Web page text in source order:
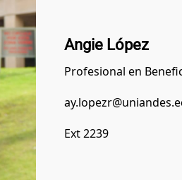
Angie López
Profesional en
Ext 2239